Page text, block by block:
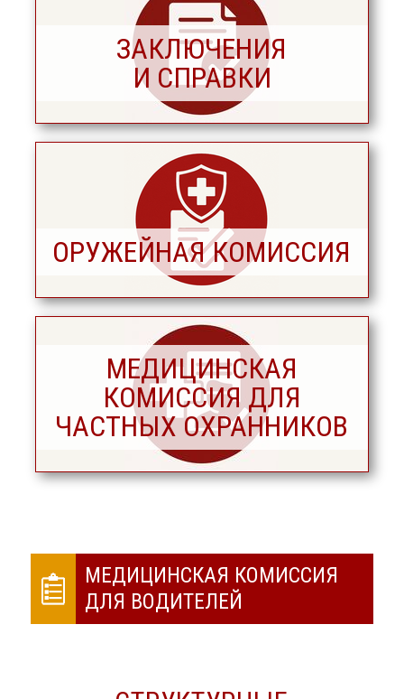
ЗАКЛЮЧЕНИЯ
И СПРАВКИ
ОРУЖЕЙНАЯ КОМИССИЯ
МЕДИЦИНСКАЯ
КОМИССИЯ ДЛЯ
ЧАСТНЫХ ОХРАННИКОВ
МЕДИЦИНСКАЯ КОМИССИЯ
ДЛЯ ВОДИТЕЛЕЙ